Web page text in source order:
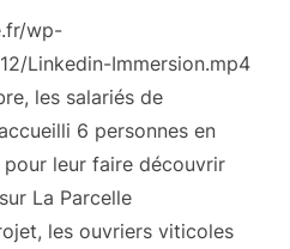
wp-
Linkedin-Immersion.mp4
les salariés de
6 personnes en
leur faire découvrir
La Parcelle
les ouvriers viticoles